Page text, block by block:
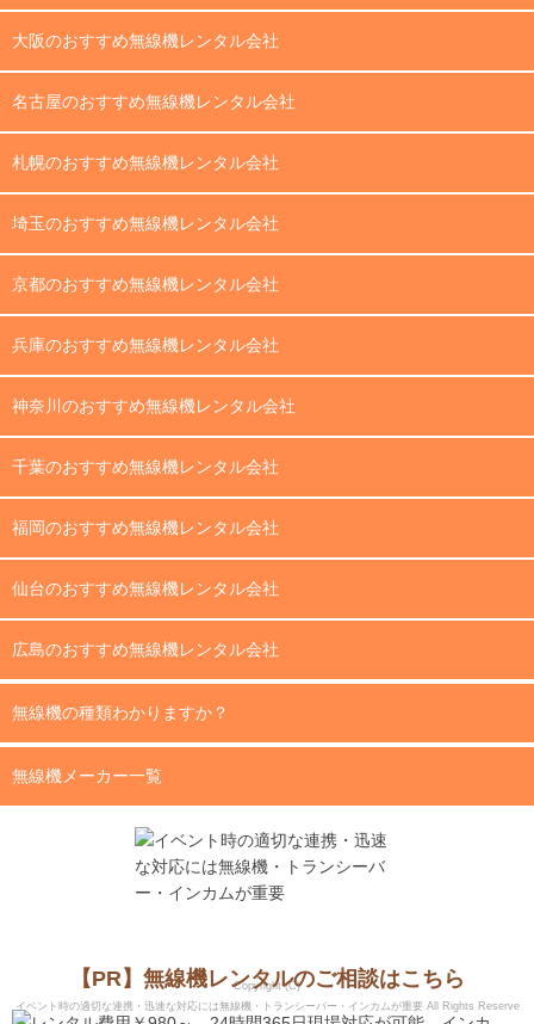
大阪のおすすめ無線機レンタル会社
名古屋のおすすめ無線機レンタル会社
札幌のおすすめ無線機レンタル会社
埼玉のおすすめ無線機レンタル会社
京都のおすすめ無線機レンタル会社
兵庫のおすすめ無線機レンタル会社
神奈川のおすすめ無線機レンタル会社
千葉のおすすめ無線機レンタル会社
福岡のおすすめ無線機レンタル会社
仙台のおすすめ無線機レンタル会社
広島のおすすめ無線機レンタル会社
無線機の種類わかりますか？
無線機メーカー一覧
Copyright (C)
イベント時の適切な連携・迅速な対応には無線機・トランシーバー・インカムが重要All Rights Reserve
【PR】無線機レンタルのご相談はこちら